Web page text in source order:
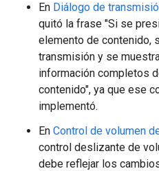
En Diálogo de
quitó la frase "Si se
elemento de contenido,
transmisión y se
información completos
contenido", ya que ese
implementó.
En Control de volumen
control deslizante de
debe reflejar los